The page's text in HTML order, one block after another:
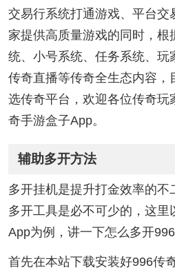
交易行系统打通游戏、平台交
家提供高质量游戏的同时，根
统、小号系统、任务系统、玩
传奇直播等传奇全生态内容，
选传奇平台，欢迎各位传奇玩
奇手游盒子App。
辅助多开方法
多开挂机是提升打金效率的不
多开工具是必不可少的，这里
App为例，讲一下怎么多开996
首先在本站下载安装好996传